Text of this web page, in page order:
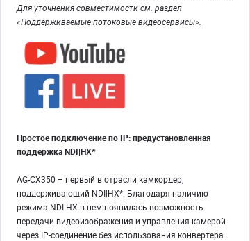
Для уточнения совместимости см. раздел
«Поддерживаемые потоковые видеосервисы».
Простое подключение по IP: предустановленная
поддержка NDI|HX*
AG-CX350 – первый в отрасли камкордер,
поддерживающий NDI|HX*. Благодаря наличию
режима NDI|HX в нем появилась возможность
передачи видеоизображения и управления камерой
через IP-соединение без использования конвертера.